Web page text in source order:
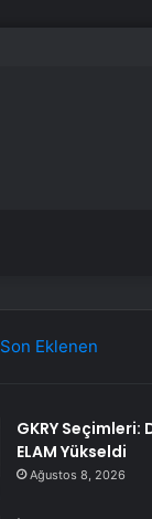
Son Eklenen
GKRY Seçimleri:
ELAM Yükseldi
Ağustos 8, 2026